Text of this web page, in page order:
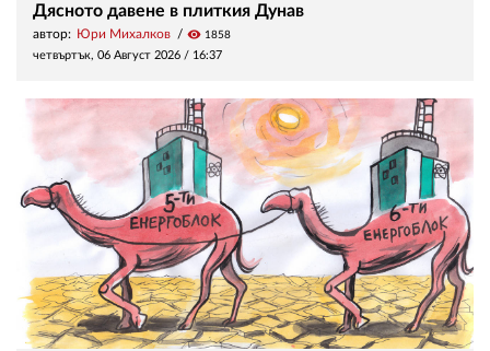
Дясното давене в плиткия Дунав
автор: Юри Михалков visibility 1858
четвъртък, 06 Август 2026 / 16:37